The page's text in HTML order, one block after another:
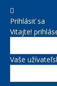
Prihlásiť sa
Vitajte!
Vaše